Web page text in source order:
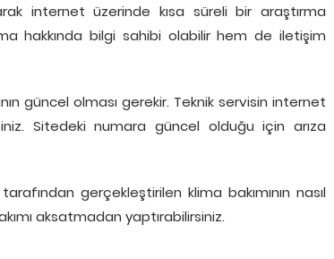
internet üzerinde kısa süreli bir araştırma
hakkında bilgi sahibi olabilir hem de iletişim
güncel olması gerekir. Teknik servisin internet
Sitedeki numara güncel olduğu için arıza
gerçekleştirilen klima bakımının nasıl
aksatmadan yaptırabilirsiniz.